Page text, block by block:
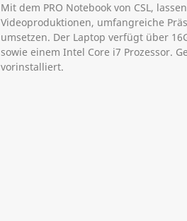
Mit dem PRO Notebook von CSL,
Videoproduktionen, umfangreiche
umsetzen. Der Laptop verfügt über
sowie einem Intel Core i7 Prozessor.
vorinstalliert.